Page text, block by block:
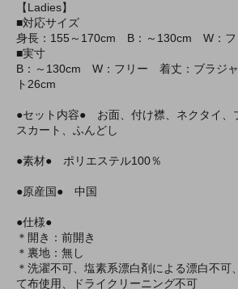
【Ladies】
■対応サイズ
身長：155～170cm B：～130cm W：フ
■実寸
B：～130cm W：フリー 着丈：ブラジャ
ト26cm
●セット内容● お面、付け襟、ネクタイ、
スカート、ふんどし
●素材● ポリエステル100％
●原産国● 中国
●仕様●
＊開き：前開き
＊裏地：無し
＊洗濯不可、塩素系漂白剤による漂白不可
て布使用、ドライクリーニング不可